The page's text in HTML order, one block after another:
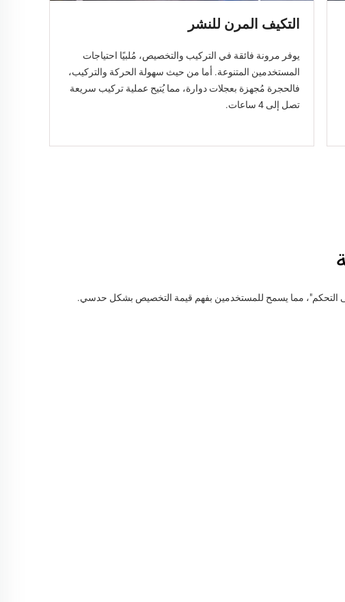
التكيف المرن للنشر
يوفر مرونة فائقة في التركيب والتخصيص، مُلبيًا احتياجات
المستخدمين المتنوعة. أما من حيث سهولة الحركة والتركيب،
فالحجرة مُجهزة بعجلات دوارة، مما يُتيح عملية تركيب سريعة
تصل إلى 4 ساعات.
التحكم"، مما يسمح للمستخدمين بفهم قيمة التخصيص بشكل حدسي.